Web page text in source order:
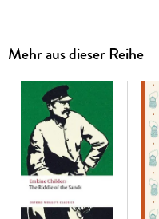
he will receive if he makes
During the trip, they
young Indian woman,
process of suttee the next
woman is drugged and is
travellers decide to rescue
Mehr aus dieser Reihe